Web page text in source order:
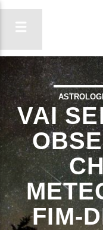
VAI
FIM-